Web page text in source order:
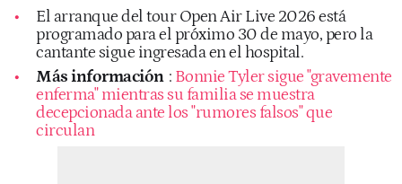
El arranque del tour Open Air Live 2026 está
programado para el próximo 30 de mayo, pero la
cantante sigue ingresada en el hospital.
Más información : Bonnie Tyler sigue "gravemente
enferma" mientras su familia se muestra
decepcionada ante los "rumores falsos" que
circulan